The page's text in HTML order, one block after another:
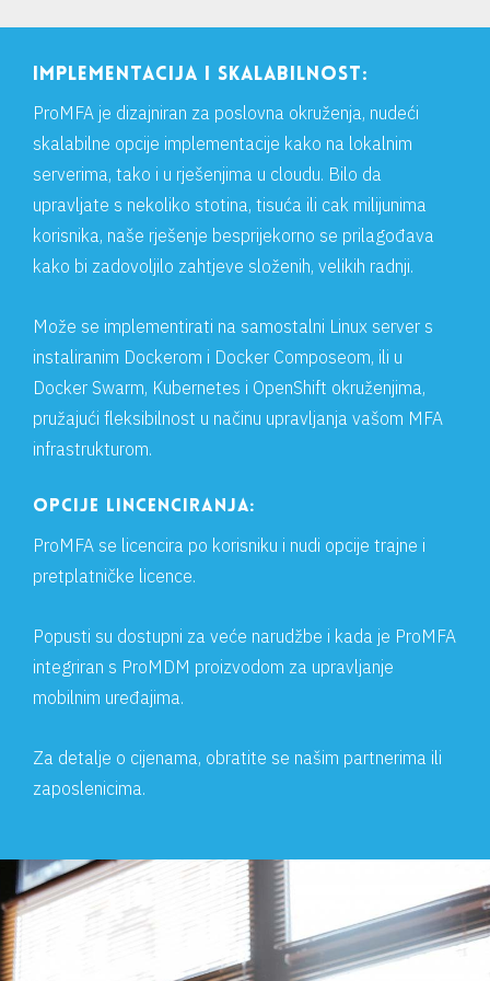
IMPLEMENTACIJA I SKALABILNOST:
ProMFA je dizajniran za poslovna okruženja, nudeći
skalabilne opcije implementacije kako na lokalnim
serverima, tako i u rješenjima u cloudu. Bilo da
upravljate s nekoliko stotina, tisuća ili cak milijunima
korisnika, naše rješenje besprijekorno se prilagođava
kako bi zadovoljilo zahtjeve složenih, velikih radnji.
Može se implementirati na samostalni Linux server s
instaliranim Dockerom i Docker Composeom, ili u
Docker Swarm, Kubernetes i OpenShift okruženjima,
pružajući fleksibilnost u načinu upravljanja vašom MFA
infrastrukturom.
OPCIJE LINCENCIRANJA:
ProMFA se licencira po korisniku i nudi opcije trajne i
pretplatničke licence.
Popusti su dostupni za veće narudžbe i kada je ProMFA
integriran s ProMDM proizvodom za upravljanje
mobilnim uređajima.
Za detalje o cijenama, obratite se našim partnerima ili
zaposlenicima.